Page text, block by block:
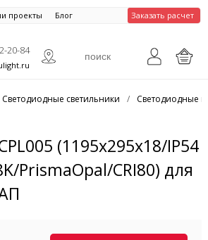
проекты Блог Заказать расчет
20-84
Светодиодные светильники / Светодиодные
(1195x295x18/IP54
PrismaOpal/CRI80) для